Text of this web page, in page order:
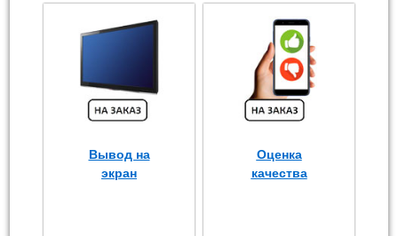
Вывод на
экран
Оценка
качества